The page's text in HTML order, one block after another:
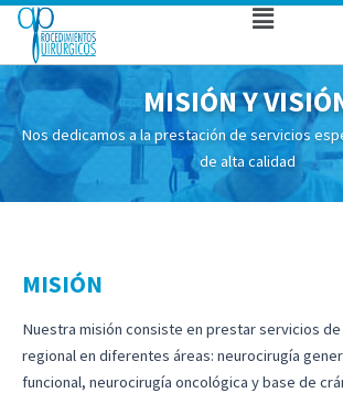
Ir
contenido
Main
MISIÓN Y
Nos dedicamos a la prestación de servicios
de alta calidad
MISIÓN
Nuestra misión consiste en prestar servicios de
regional en diferentes áreas: neurocirugía
funcional, neurocirugía oncológica y base de